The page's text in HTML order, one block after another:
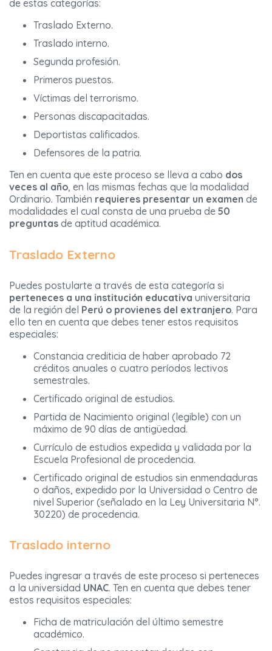
de estas categorías:
Traslado Externo.
Traslado interno.
Segunda profesión.
Primeros puestos.
Víctimas del terrorismo.
Personas discapacitadas.
Deportistas calificados.
Defensores de la patria.
Ten en cuenta que este proceso se lleva a cabo dos
veces al año, en las mismas fechas que la modalidad
Ordinario. También requieres presentar un examen de
modalidades el cual consta de una prueba de 50
preguntas de aptitud académica.
Traslado Externo
Puedes postularte a través de esta categoría si
perteneces a una institución educativa universitaria
de la región del Perú o provienes del extranjero. Para
ello ten en cuenta que debes tener estos requisitos
especiales:
Constancia crediticia de haber aprobado 72
créditos anuales o cuatro períodos lectivos
semestrales.
Certificado original de estudios.
Partida de Nacimiento original (legible) con un
máximo de 90 días de antigüedad.
Currículo de estudios expedida y validada por la
Escuela Profesional de procedencia.
Certificado original de estudios sin enmendaduras
o daños, expedido por la Universidad o Centro de
nivel Superior (señalado en la Ley Universitaria N°.
30220) de procedencia.
Traslado interno
Puedes ingresar a través de este proceso si perteneces
a la universidad UNAC. Ten en cuenta que debes tener
estos requisitos especiales:
Ficha de matriculación del último semestre
académico.